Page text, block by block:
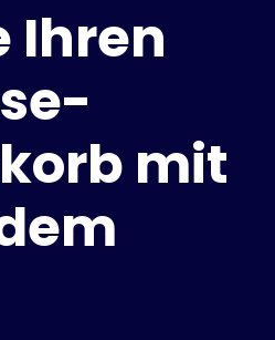
Hol dir Plus+
Anmelden
Shops
Ihren
mit